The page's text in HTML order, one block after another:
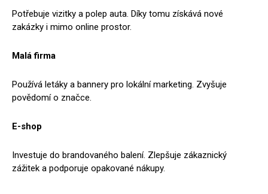
Potřebuje vizitky a polep auta. Díky tomu získává nové
zakázky i mimo online prostor.
Malá firma
Používá letáky a bannery pro lokální marketing. Zvyšuje
povědomí o značce.
E-shop
Investuje do brandovaného balení. Zlepšuje zákaznický
zážitek a podporuje opakované nákupy.